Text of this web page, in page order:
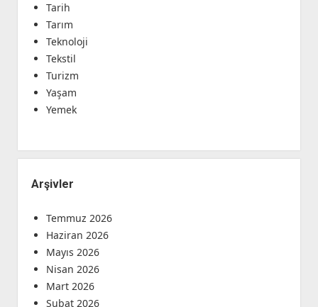
Tarih
Tarım
Teknoloji
Tekstil
Turizm
Yaşam
Yemek
Arşivler
Temmuz 2026
Haziran 2026
Mayıs 2026
Nisan 2026
Mart 2026
Şubat 2026